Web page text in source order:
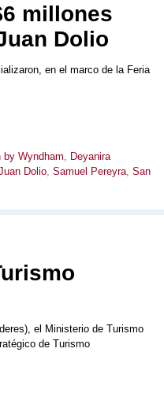
millones
Dolio
en el marco de la Feria
by Wyndham
Deyanira
Dolio, Samuel Pereyra, San
el Ministerio de Turismo
de Turismo